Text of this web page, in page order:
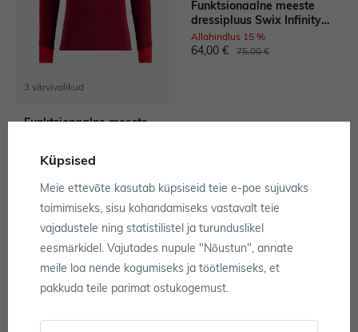
3 värvivalikud
Funktsionaalne meeste
Midlayer M
Allahindlus 30 %
91,00 €
Funktsionaalne meeste
dressipluus Swix Infinity
Light Half Zip M
Allahindlus 15 %
64,00 € 75,00 €
Meeste dressipluus Swix
Infinity Pile Midlayer Full
84,00 € 120,00 €
Tasuta tarne
Küpsised
Meie ettevõte kasutab küpsiseid teie e-poe sujuvaks
toimimiseks, sisu kohandamiseks vastavalt teie
vajadustele ning statistilistel ja turunduslikel
eesmärkidel. Vajutades nupule "Nõustun", annate
meile loa nende kogumiseks ja töötlemiseks, et
pakkuda teile parimat ostukogemust.